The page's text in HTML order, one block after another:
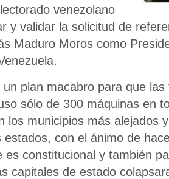
venezolano
y validar la solicitud de
Maduro Moros como
un plan macabro para que
sólo de 300 máquinas en
los municipios más alejados
estados, con el ánimo de
es constitucional y también
capitales de estado